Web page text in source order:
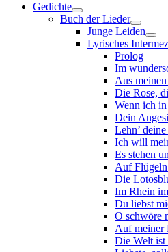
Gedichte
Buch der Lieder
Junge Leiden
Lyrisches
Prolog
Im
Aus
Die Rose,
Wenn ich
Dein
Lehn’
Ich will
Es stehen
Auf Flügeln
Die
Im Rhein
Du liebst
O schwöre
Auf meiner
Die Welt ist